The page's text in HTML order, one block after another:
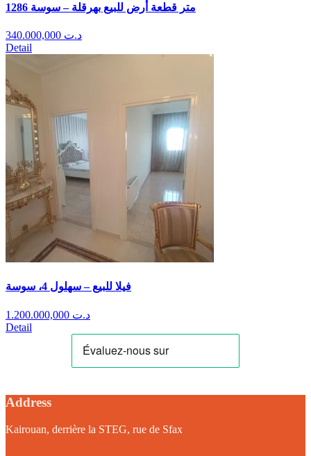
1286 متر قطعة أرض للبيع بهرقلة – سوسة
د.ت
Detail
فيلا للبيع – سهلول 4، سوسة
د.ت
Detail
Address
Kairouan, derrière la STEG, rue de Sfax